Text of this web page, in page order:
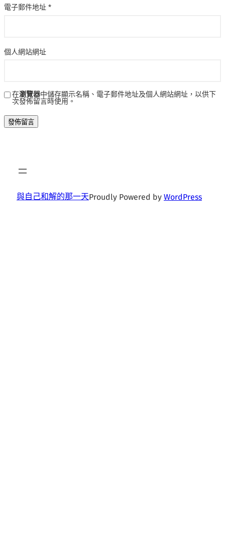
電子郵件地址 *
個人網站網址
在瀏覽器中儲存顯示名稱、電子郵件地址及個人網站網址，以供下
次發佈留言時使用。
與自己和解的那一天Proudly Powered by WordPress